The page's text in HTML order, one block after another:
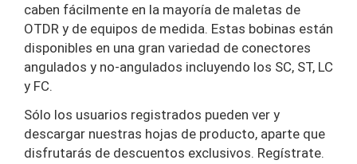
caben fácilmente en la mayoría de maletas de
OTDR y de equipos de medida. Estas bobinas están
disponibles en una gran variedad de conectores
angulados y no-angulados incluyendo los SC, ST, LC
y FC.
Sólo los usuarios registrados pueden ver y
descargar nuestras hojas de producto, aparte que
disfrutarás de descuentos exclusivos. Regístrate.